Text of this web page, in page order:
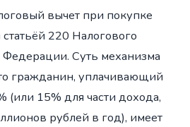
вычет при покупке
220 Налогового
Федерации. Суть механизма
гражданин, уплачивающий
15% для части дохода,
рублей в год), имеет